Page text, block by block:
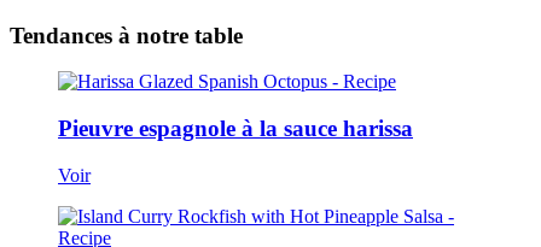
Tendances à notre table
Pieuvre espagnole à la sauce harissa
Voir